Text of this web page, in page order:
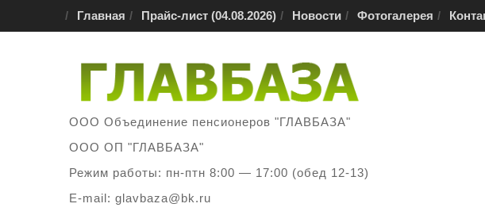
Главная Прайс-лист (04.08.2026) Новости Фотогалерея
ООО Объединение пенсионеров "ГЛАВБАЗА"
ООО ОП "ГЛАВБАЗА"
Режим работы: пн-птн 8:00 — 17:00 (обед 12-13)
E-mail: glavbaza@bk.ru